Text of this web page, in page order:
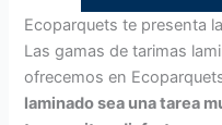
Ecoparquets te presenta
Las gamas de tarimas
ofrecemos en
laminado sea una tarea